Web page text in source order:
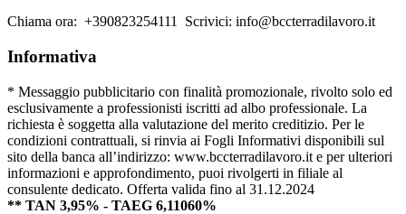
Chiama ora: +390823254111 Scrivici: info@bccterradilavoro.it
Informativa
* Messaggio pubblicitario con finalità promozionale, rivolto solo ed
esclusivamente a professionisti iscritti ad albo professionale. La
richiesta è soggetta alla valutazione del merito creditizio. Per le
condizioni contrattuali, si rinvia ai Fogli Informativi disponibili sul
sito della banca all’indirizzo: www.bccterradilavoro.it e per ulteriori
informazioni e approfondimento, puoi rivolgerti in filiale al
consulente dedicato. Offerta valida fino al 31.12.2024
** TAN 3,95% - TAEG 6,11060%